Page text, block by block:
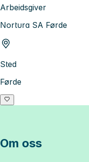
Arbeidsgiver
Nortura SA Førde
Sted
Førde
Om oss